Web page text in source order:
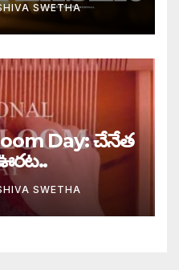
SWETHA
Day: చేనేత
SWETHA